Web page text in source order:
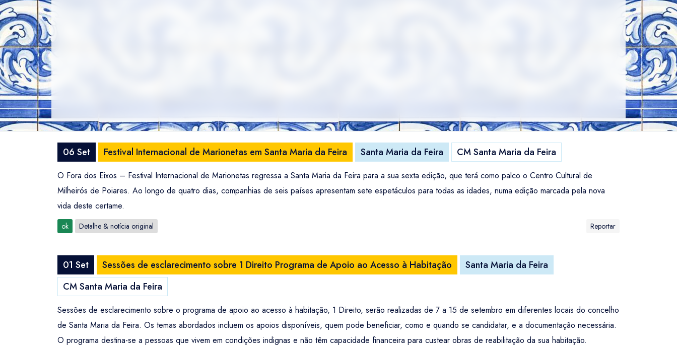
06 Set Festival Internacional de Marionetas em Santa Maria da Feira Santa Maria da Feira CM Santa Maria da Feira
O Fora dos Eixos – Festival Internacional de Marionetas regressa a Santa Maria da Feira para a sua sexta edição, que terá como palco o Centro Cultural de
Milheirós de Poiares. Ao longo de quatro dias, companhias de seis países apresentam sete espetáculos para todas as idades, numa edição marcada pela nova
vida deste certame.
ok Detalhe & notícia original Reportar
01 Set Sessões de esclarecimento sobre 1 Direito Programa de Apoio ao Acesso à Habitação
Santa Maria da Feira
CM Santa Maria da Feira
Sessões de esclarecimento sobre o programa de apoio ao acesso à habitação, 1 Direito, serão realizadas de 7 a 15 de setembro em diferentes locais do concelho
de Santa Maria da Feira. Os temas abordados incluem os apoios disponíveis, quem pode beneficiar, como e quando se candidatar, e a documentação necessária.
O programa destina-se a pessoas que vivem em condições indignas e não têm capacidade financeira para custear obras de reabilitação da sua habitação.